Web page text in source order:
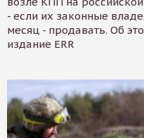
- если их законные
месяц - продавать. Об
издание ERR